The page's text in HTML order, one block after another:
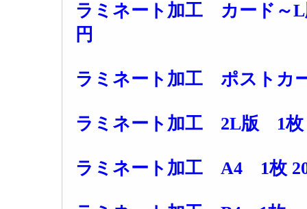
ラミネート加工 カード～
円
ラミネート加工 ポストカ
ラミネート加工 2L版 1枚
ラミネート加工 A4 1枚